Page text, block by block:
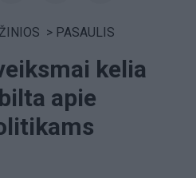
ŽINIOS > PASAULIS
kelia
apie